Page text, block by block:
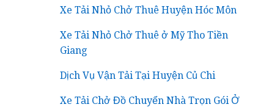
Xe Tải Nhỏ Chở Thuê Huyện Hóc Môn
Xe Tải Nhỏ Chở Thuê ở Mỹ Tho Tiền
Giang
Dịch Vụ Vận Tải Tại Huyện Củ Chi
Xe Tải Chở Đồ Chuyển Nhà Trọn Gói Ở